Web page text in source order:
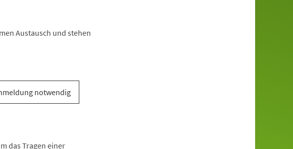
Austausch und stehen
notwendig
das Tragen einer